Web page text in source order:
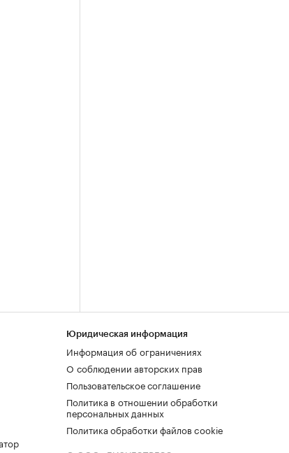
Юридическая информация
Информация об ограничениях
О соблюдении авторских прав
Пользовательское соглашение
Политика в отношении обработки
персональных данных
Политика обработки файлов cookie